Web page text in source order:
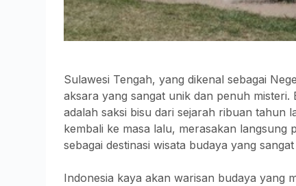
Sulawesi Tengah, yang dikenal sebagai
aksara yang sangat unik dan penuh
adalah saksi bisu dari sejarah ribuan tahun
kembali ke masa lalu, merasakan langsung
sebagai destinasi wisata budaya yang
Indonesia kaya akan warisan budaya yang